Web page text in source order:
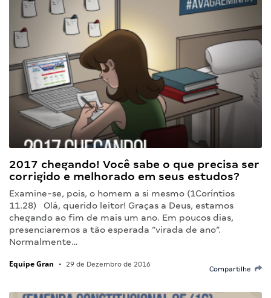
2017 chegando! Você sabe o que precisa ser
corrigido e melhorado em seus estudos?
Examine-se, pois, o homem a si mesmo (1Coríntios
11.28) Olá, querido leitor! Graças a Deus, estamos
chegando ao fim de mais um ano. Em poucos dias,
presenciaremos a tão esperada “virada de ano”.
Normalmente…
Equipe Gran • 29 de Dezembro de 2016
Compartilhe